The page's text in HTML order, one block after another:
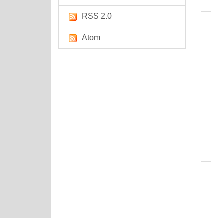
RSS 2.0
Atom